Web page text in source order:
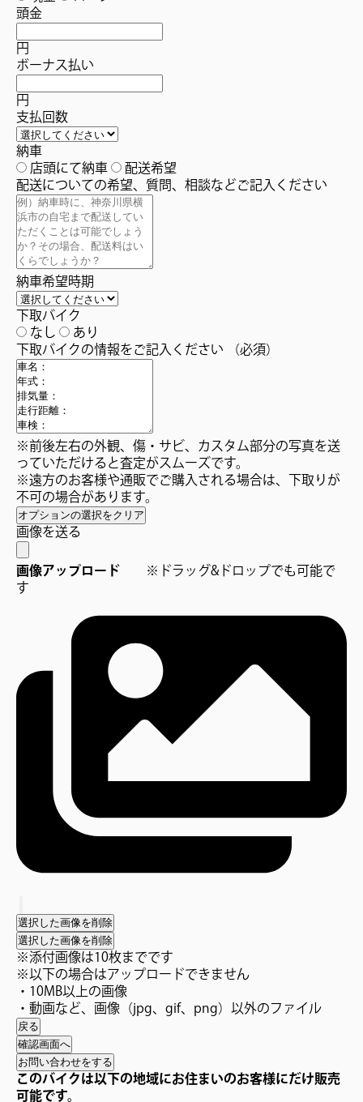
頭金
円
ボーナス払い
円
支払回数
納車
店頭にて納車
配送希望
配送についての希望、質問、相談などご記入ください
納車希望時期
下取バイク
なし
あり
下取バイクの情報をご記入ください
（必須）
※前後左右の外観、傷・サビ、カスタム部分の写真を送
っていただけると査定がスムーズです。
※遠方のお客様や通販でご購入される場合は、下取りが
不可の場合があります。
オプションの選択をクリア
画像を送る
画像アップロード ※ドラッグ&ドロップでも可能で
す
選択した画像を削除
選択した画像を削除
※添付画像は10枚までです
※以下の場合はアップロードできません
・10MB以上の画像
・動画など、画像（jpg、gif、png）以外のファイル
戻る
確認画面へ
このバイクは以下の地域にお住まいのお客様にだけ販売
可能です。